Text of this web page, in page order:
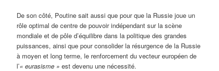
De son côté, Poutine sait aussi que pour que la Russie joue un
rôle optimal de centre de pouvoir indépendant sur la scène
mondiale et de pôle d’équilibre dans la politique des grandes
puissances, ainsi que pour consolider la résurgence de la Russie
à moyen et long terme, le renforcement du vecteur européen de
l’« eurasisme » est devenu une nécessité.